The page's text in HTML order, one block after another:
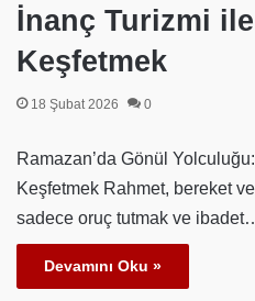
İnanç Turizmi ile
Keşfetmek
18 Şubat 2026 0
Ramazan’da Gönül
Keşfetmek Rahmet, bereket
sadece oruç tutmak ve
Devamını Oku »